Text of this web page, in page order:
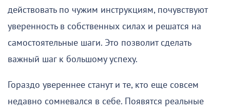
действовать по чужим инструкциям, почувствуют
уверенность в собственных силах и решатся на
самостоятельные шаги. Это позволит сделать
важный шаг к большому успеху.
Гораздо увереннее станут и те, кто еще совсем
недавно сомневался в себе. Появятся реальные